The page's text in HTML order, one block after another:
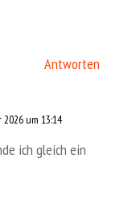
Antworten
2026 um 13:14
ich gleich ein